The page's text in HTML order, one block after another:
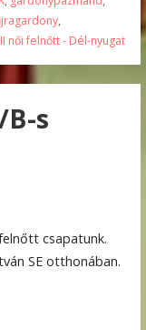
,
női felnőtt - Dél-nyugat
s
csapatunk.
SE otthonában.